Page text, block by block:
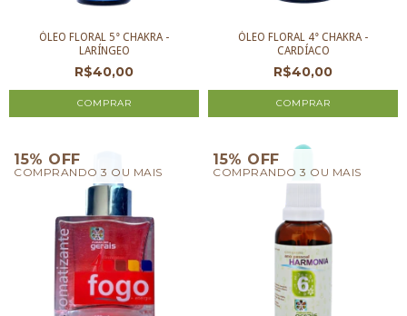
ÓLEO FLORAL 5° CHAKRA -
LARÍNGEO
R$40,00
ÓLEO FLORAL 4° CHAKRA -
CARDÍACO
R$40,00
15% OFF
COMPRANDO 3 OU MAIS
15% OFF
COMPRANDO 3 OU MAIS